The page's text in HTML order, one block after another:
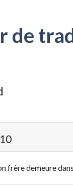
de
frère demeure